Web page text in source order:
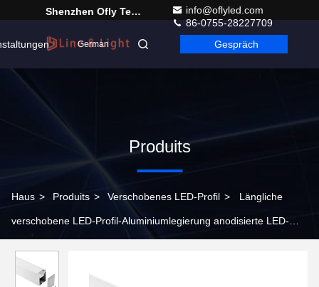
Shenzhen Ofly Technology Co.,Limited
info@oflyled.com
86-0755-28227709
German Gespräch
Produits
Haus > Produits > Verschobenes LED-Profil > Längliche
verschobene LED-Profil-Aluminiumlegierung anodisierte LED-